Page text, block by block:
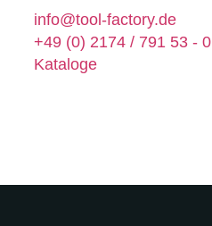
info@tool-factory.de
+49 (0) 2174 / 791 53 - 0
Kataloge